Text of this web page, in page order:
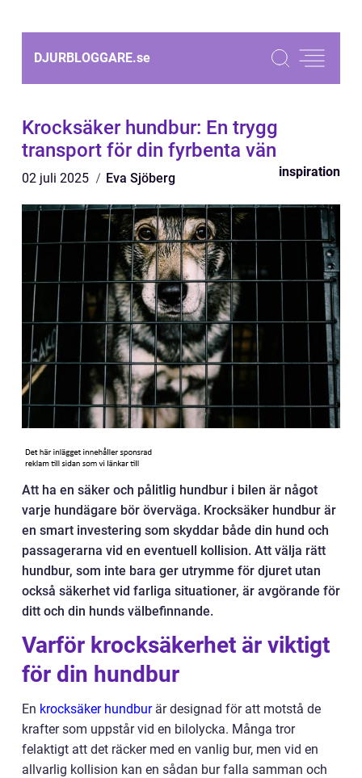
DJURBLOGGARE.se
Krocksäker hundbur: En trygg
transport för din fyrbenta vän
02 juli 2025 Eva Sjöberg inspiration
Att ha en säker och pålitlig hundbur i bilen är något
varje hundägare bör överväga. Krocksäker hundbur är
en smart investering som skyddar både din hund och
passagerarna vid en eventuell kollision. Att välja rätt
hundbur, som inte bara ger utrymme för djuret utan
också säkerhet vid farliga situationer, är avgörande för
ditt och din hunds välbefinnande.
Varför krocksäkerhet är viktigt
för din hundbur
En krocksäker hundburär designad för att motstå de
krafter som uppstår vid en bilolycka. Många tror
felaktigt att det räcker med en vanlig bur, men vid en
allvarlig kollision kan en sådan bur falla samman och